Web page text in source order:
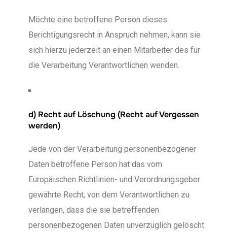
Möchte eine betroffene Person dieses
Berichtigungsrecht in Anspruch nehmen, kann sie
sich hierzu jederzeit an einen Mitarbeiter des für
die Verarbeitung Verantwortlichen wenden.
d) Recht auf Löschung (Recht auf Vergessen
werden)
Jede von der Verarbeitung personenbezogener
Daten betroffene Person hat das vom
Europäischen Richtlinien- und Verordnungsgeber
gewährte Recht, von dem Verantwortlichen zu
verlangen, dass die sie betreffenden
personenbezogenen Daten unverzüglich gelöscht